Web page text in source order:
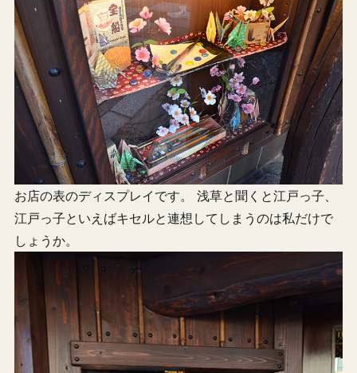
お店の表のディスプレイです。 浅草と聞くと江戸っ子、
江戸っ子といえばキセルと連想してしまうのは私だけで
しょうか。